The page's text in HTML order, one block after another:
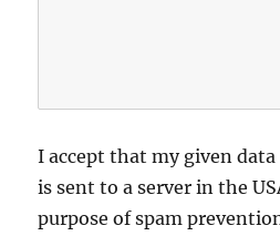
I accept that my given data
is sent to a server in the
purpose of spam